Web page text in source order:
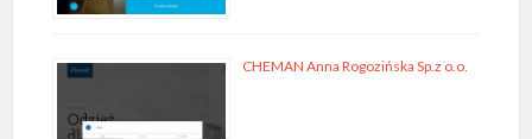
CHEMAN Anna Rogozińska Sp.z o.o.